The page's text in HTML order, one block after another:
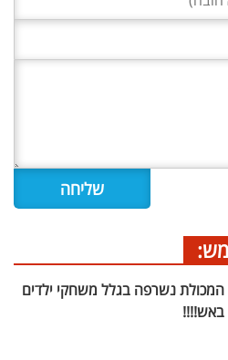
המכולת נשרפה בגלל משחקי ילדים
באש!!!!